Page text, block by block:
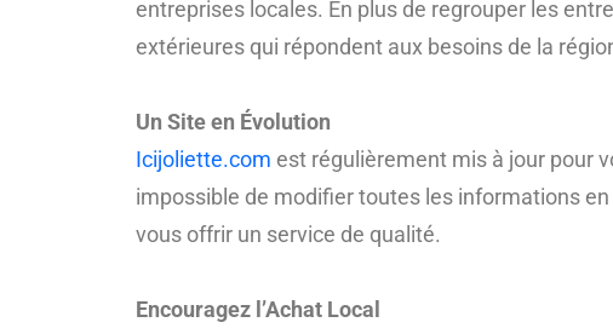
entreprises locales. En plus de regrouper les
extérieures qui répondent aux besoins de la
Un Site en Évolution
Icijoliette.com est régulièrement mis à jour pour
impossible de modifier toutes les informations
vous offrir un service de qualité.
Encouragez l’Achat Local